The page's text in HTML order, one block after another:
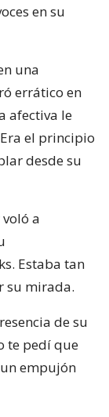
en su
una
errático en
afectiva le
el principio
desde su
a
Estaba tan
su mirada.
de su
te pedí que
empujón